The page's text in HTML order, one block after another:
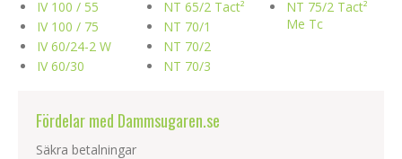
IV 100 / 55
IV 100 / 75
IV 60/24-2 W
IV 60/30
NT 65/2 Tact²
NT 70/1
NT 70/2
NT 70/3
NT 75/2 Tact²
Me Tc
Fördelar med Dammsugaren.se
Säkra betalningar